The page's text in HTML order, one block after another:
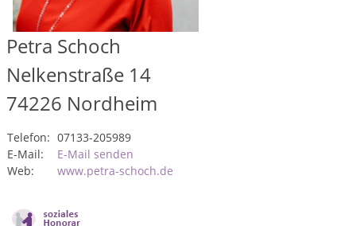
Petra Schoch
Nelkenstraße 14
74226 Nordheim
Telefon: 07133-205989
E-Mail:
E-Mail senden
Web:
www.petra-schoch.de